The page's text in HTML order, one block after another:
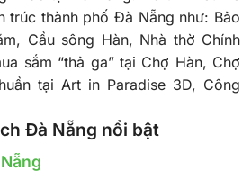
trúc thành phố Đà Nẵng như: Bảo
Cầu sông Hàn, Nhà thờ Chính
sắm “thả ga” tại Chợ Hàn, Chợ
tại Art in Paradise 3D, Công
Đà Nẵng nổi bật